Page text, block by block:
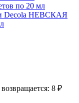
Decola НЕВСКАЯ
возвращается: 8 ₽